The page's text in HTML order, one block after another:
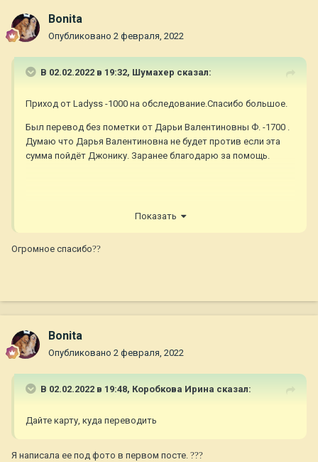
Bonita
Опубликовано 2 февраля, 2022
В 02.02.2022 в 19:32, Шумахер сказал:
Приход от Ladyss -1000 на обследование.Спасибо большое.
Был перевод без пометки от Дарьи Валентиновны Ф. -1700 .
Думаю что Дарья Валентиновна не будет против если эта
сумма пойдёт Джонику. Заранее благодарю за помощь.
Показать
Огромное спасибо??
Bonita
Опубликовано 2 февраля, 2022
В 02.02.2022 в 19:48, Коробкова Ирина сказал:
Дайте карту, куда переводить
Я написала ее под фото в первом посте. ???